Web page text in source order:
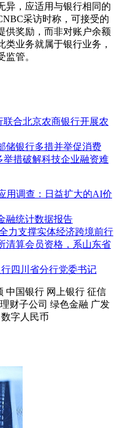
异，应适用与银行相同的
采访时称，可接受的
供奖励，而非对账户余额
业务就属于银行业务，
管。
合北京农商银行开展农
储银行多措并举促消费
措破解科技企业融资难
用调查：日益扩大的AI价
融统计数据报告
力支撑实体经济跨境前行
清算会员资格，系山东省
四川省分行党委书记
中国银行 网上银行 征信
理财子公司 绿色金融 广发
数字人民币